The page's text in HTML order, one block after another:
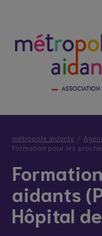
métropole aidante
Formation pour les
aidants
Hôpital